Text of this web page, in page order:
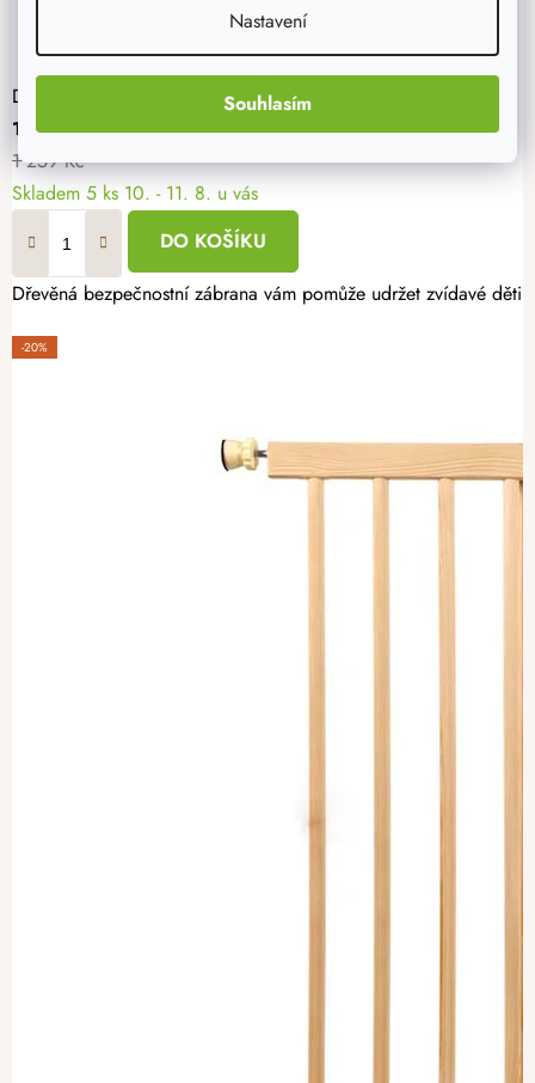
Nastavení
Souhlasím
Dřevěná zábrana 102-182 x 68 cm
1 007 Kč
1 259 Kč
Skladem 5 ks 10. - 11. 8. u vás
DO KOŠÍKU
Dřevěná bezpečnostní zábrana vám pomůže udržet zvídavé
-20%